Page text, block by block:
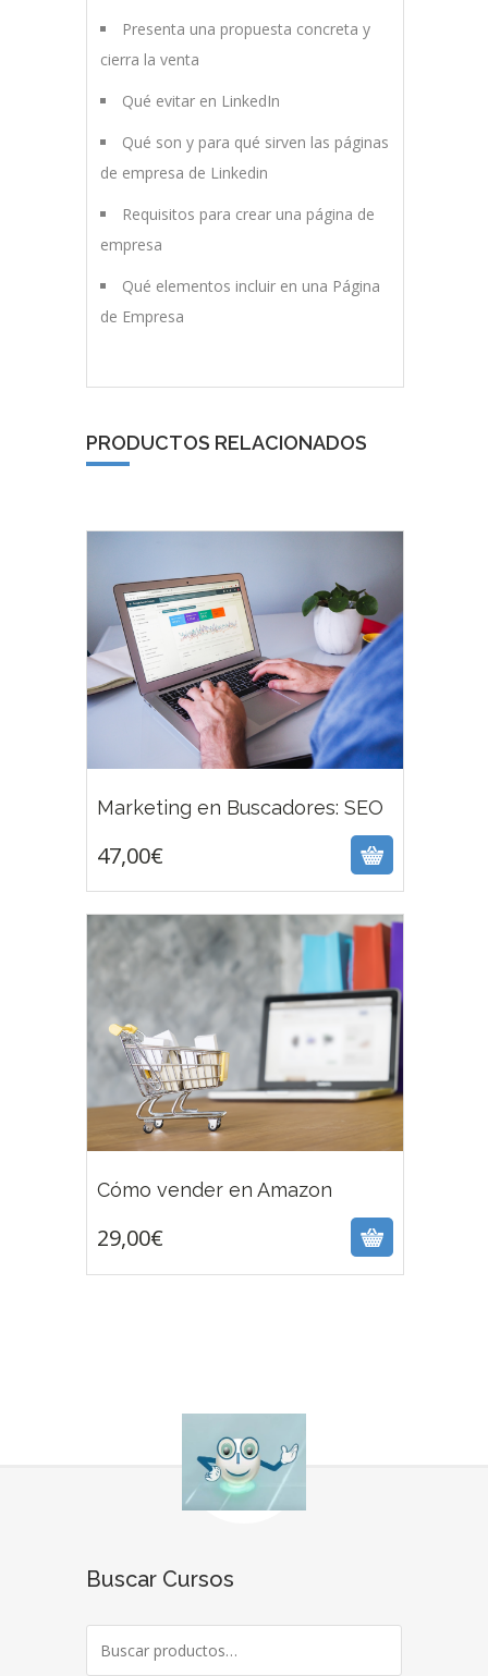
Presenta una propuesta concreta y
cierra la venta
Qué evitar en LinkedIn
Qué son y para qué sirven las páginas
de empresa de Linkedin
Requisitos para crear una página de
empresa
Qué elementos incluir en una Página
de Empresa
PRODUCTOS RELACIONADOS
Marketing en Buscadores: SEO
47,00€
47,00€
Cómo vender en Amazon
29,00€
29,00€
Buscar Cursos